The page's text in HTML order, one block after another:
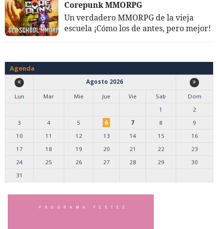
Corepunk MMORPG
Un verdadero MMORPG de la vieja
escuela ¡Cómo los de antes, pero mejor!
Agenda
Agosto 2026
Lun
Mar Mie Jue Vie Sab
Dom
1
2
3
4 5 6 7 8
9
10
11 12 13 14 15
16
17
18 19 20 21 22
23
24
25 26 27 28 29
30
31